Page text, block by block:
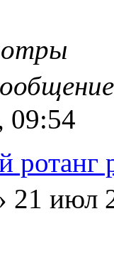
09:54
ротанг
21 июл